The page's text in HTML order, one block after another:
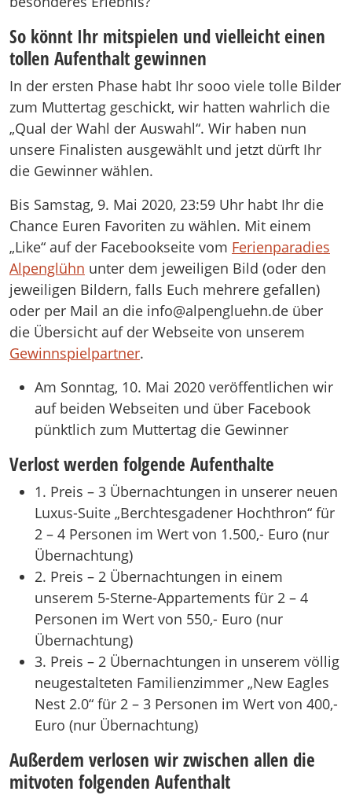
So könnt Ihr mitspielen und vielleicht einen
tollen Aufenthalt gewinnen
In der ersten Phase habt Ihr sooo viele tolle Bilder
zum Muttertag geschickt, wir hatten wahrlich die
„Qual der Wahl der Auswahl“. Wir haben nun
unsere Finalisten ausgewählt und jetzt dürft Ihr
die Gewinner wählen.
Bis Samstag, 9. Mai 2020, 23:59 Uhr habt Ihr die
Chance Euren Favoriten zu wählen. Mit einem
„Like“ auf der Facebookseite vom Ferienparadies
Alpenglühn unter dem jeweiligen Bild (oder den
jeweiligen Bildern, falls Euch mehrere gefallen)
oder per Mail an die info@alpengluehn.de über
die Übersicht auf der Webseite von unserem
Gewinnspielpartner.
Am Sonntag, 10. Mai 2020 veröffentlichen wir
auf beiden Webseiten und über Facebook
pünktlich zum Muttertag die Gewinner
Verlost werden folgende Aufenthalte
1. Preis – 3 Übernachtungen in unserer neuen
Luxus-Suite „Berchtesgadener Hochthron“ für
2 – 4 Personen im Wert von 1.500,- Euro (nur
Übernachtung)
2. Preis – 2 Übernachtungen in einem
unserem 5-Sterne-Appartements für 2 – 4
Personen im Wert von 550,- Euro (nur
Übernachtung)
3. Preis – 2 Übernachtungen in unserem völlig
neugestalteten Familienzimmer „New Eagles
Nest 2.0“ für 2 – 3 Personen im Wert von 400,-
Euro (nur Übernachtung)
Außerdem verlosen wir zwischen allen die
mitvoten folgenden Aufenthalt